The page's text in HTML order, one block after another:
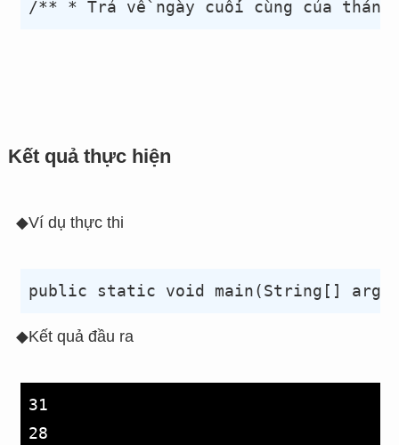
Kết quả thực hiện
◆Ví dụ thực thi
◆Kết quả đầu ra
31
28